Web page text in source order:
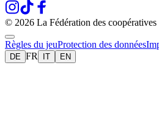
© 2026 La Fédération des
Règles du jeuProtection des données
DE FR IT EN